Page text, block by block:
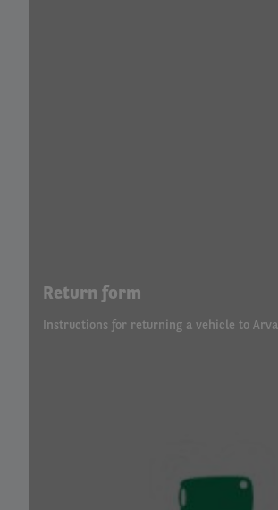
Return form
Instructions for returning a vehicle to Arval